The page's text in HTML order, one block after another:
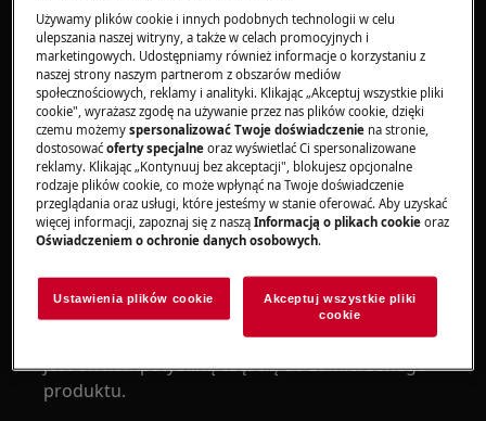
OSTRZEŻENIE!RYZYKO ZADŁAWIENIA
Drobne elementy nie są przeznaczone dla dzieci
poniżej 3 roku życia. Przechowuj wszystkie małe
części i opakowania poza zasięgiem dzieci.
Tylko dorośli powinni używać lub instalować
Upewnij się, że używasz produktu wyłącznie
zgodnie z jego przeznaczeniem i sprawdź, czy
jest on kompatybilną częścią do zamierzonego
produktu.
Używamy plików cookie i innych podobnych technologii w celu
ulepszania naszej witryny, a także w celach promocyjnych i
marketingowych. Udostępniamy również informacje o korzystaniu z
naszej strony naszym partnerom z obszarów mediów
społecznościowych, reklamy i analityki. Klikając „Akceptuj wszystkie pliki
cookie", wyrażasz zgodę na używanie przez nas plików cookie, dzięki
czemu możemyspersonalizować Twoje doświadczenie na stronie,
dostosowaćoferty specjalne oraz wyświetlać Ci spersonalizowane
reklamy. Klikając „Kontynuuj bez akceptacji", blokujesz opcjonalne
rodzaje plików cookie, co może wpłynąć na Twoje doświadczenie
przeglądania oraz usługi, które jesteśmy w stanie oferować. Aby uzyskać
więcej informacji, zapoznaj się z nasząInformacją o plikach cookie oraz
Oświadczeniem o ochronie danych osobowych.
Ustawienia plików cookie
Akceptuj wszystkie pliki
cookie